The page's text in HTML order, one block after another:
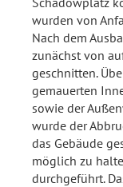
wurden von
Nach dem
zunächst von
geschnitten.
gemauerten
sowie der
wurde der
das Gebäude
möglich zu
durchgeführt.